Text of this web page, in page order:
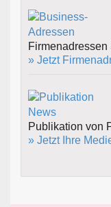
» Jetzt
Publikation von
» Jetzt Ihre